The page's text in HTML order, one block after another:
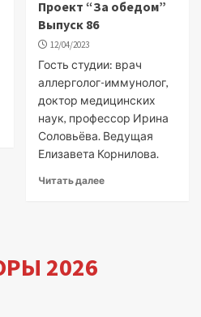
Проект “За обедом”
Выпуск 86
12/04/2023
Гость студии: врач
аллерголог-иммунолог,
доктор медицинских
наук, профессор Ирина
Соловьёва. Ведущая
Елизавета Корнилова.
Читать далее
2026